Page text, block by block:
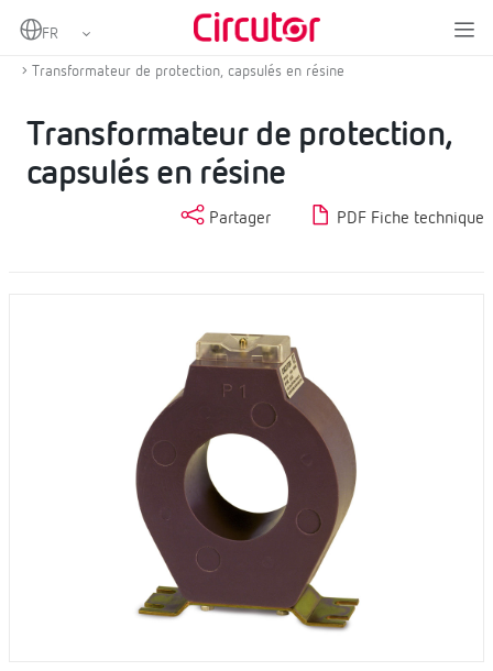
Home
Protection et contrôle
Transformateur de protection, capsulés en résine
Transformateur de protection,
capsulés en résine
Partager PDF Fiche technique